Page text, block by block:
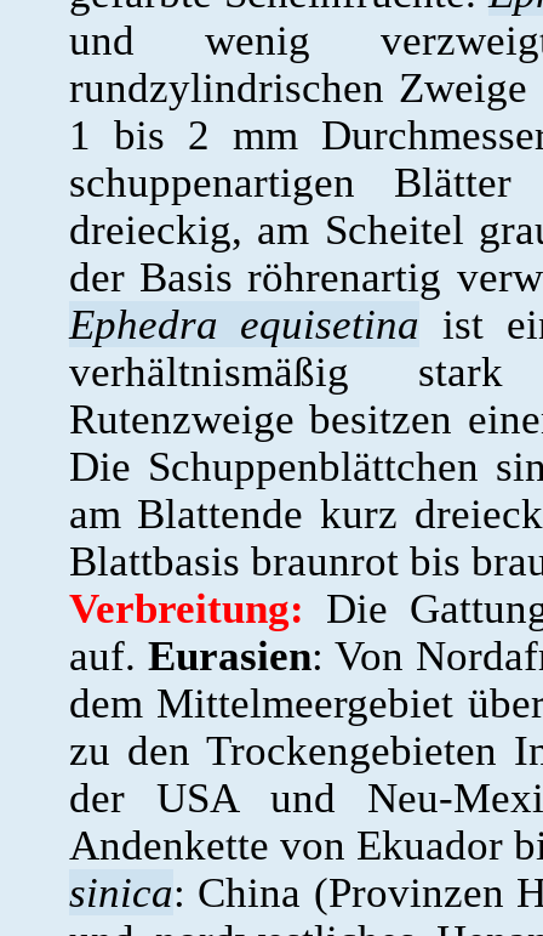
und wenig
rundzylindrischen Zweige
1 bis 2 mm
schuppenartigen
dreieckig, am Scheitel
der Basis röhrenartig
Ephedra equisetina ist
verhältnismäßig
Rutenzweige besitzen
Die Schuppenblättchen
am Blattende kurz
Blattbasis braunrot bis
Verbreitung: Die
auf. Eurasien: Von
dem Mittelmeergebiet
zu den Trockengebieten
der USA und Neu-
Andenkette von Ekuador
sinica: China (Provinzen